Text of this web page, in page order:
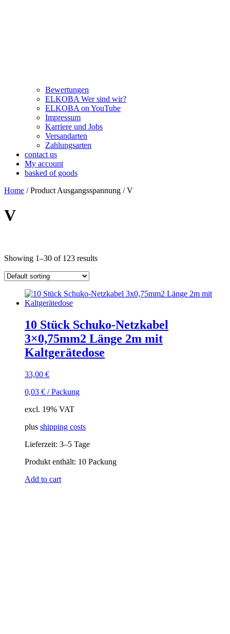
Bewertungen
ELKOBA Wer sind wir?
ELKOBA on YouTube
Impressum
Karriere und Jobs
Versandarten
Zahlungsarten
contact us
My account
basked of goods
Home / Product Ausgangsspannung / V
V
Kategorie
manufacturer
Lieferzeiten
In stock
output current
connector input
Eingangsspannung
connector output
einstellbar
aktiv(1)
Showing 1–30 of 123 results
10 Stück Schuko-Netzkabel
3×0,75mm2 Länge 2m mit
Kaltgerätedose
33,00 €
0,03 € /Packung
excl. 19% VAT
plus shipping costs
Lieferzeit: 3–5 Tage
Produkt enthält: 10 Packung
Add to cart